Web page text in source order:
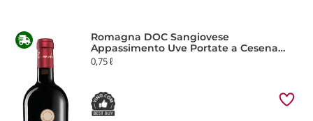
Romagna DOC Sangiovese
Appassimento Uve Portate a Cesena
2023 Leonardo da Vinci
0,75 ℓ